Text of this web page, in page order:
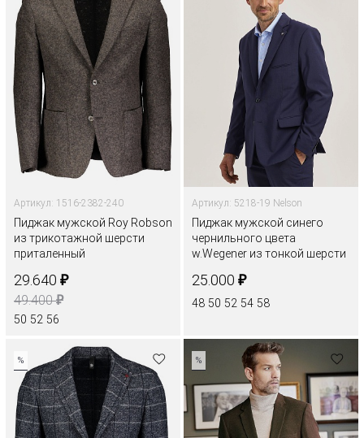
Артикул: 1516-2382-240
Пиджак мужской Roy Robson
из трикотажной шерсти
приталенный
29.640 ₽
49.400₽
50 52 56
Артикул: 5218-19 Nelson
Пиджак мужской синего
чернильного цвета
w.Wegener из тонкой шерсти
25.000 ₽
48 50 52 54 58
% %